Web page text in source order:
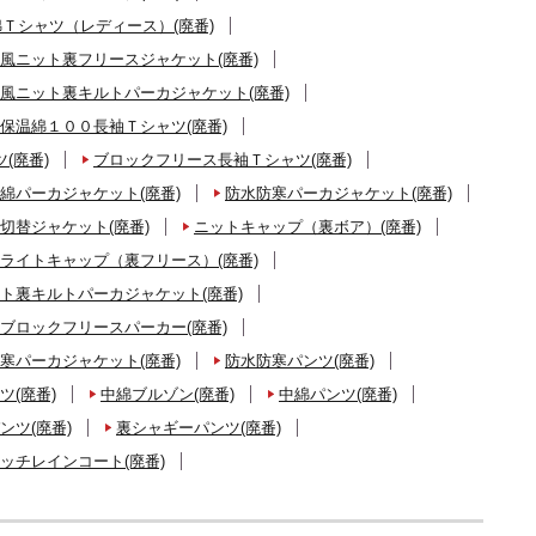
シャツ（レディース）(廃番)
ニット裏フリースジャケット(廃番)
ニット裏キルトパーカジャケット(廃番)
温綿１００長袖Ｔシャツ(廃番)
(廃番)
ブロックフリース長袖Ｔシャツ(廃番)
パーカジャケット(廃番)
防水防寒パーカジャケット(廃番)
替ジャケット(廃番)
ニットキャップ（裏ボア）(廃番)
イトキャップ（裏フリース）(廃番)
裏キルトパーカジャケット(廃番)
ブロックフリースパーカー(廃番)
パーカジャケット(廃番)
防水防寒パンツ(廃番)
(廃番)
中綿ブルゾン(廃番)
中綿パンツ(廃番)
ツ(廃番)
裏シャギーパンツ(廃番)
チレインコート(廃番)